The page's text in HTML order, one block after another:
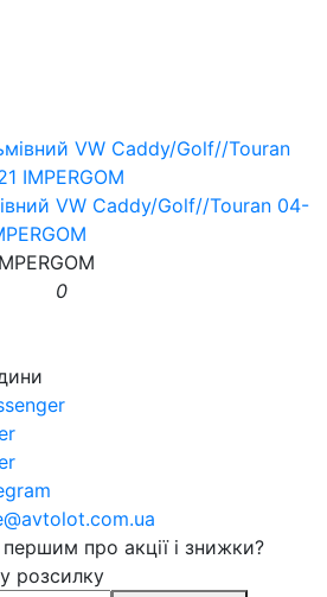
VW Caddy/Golf//Touran 04-
0
про акції і знижки?
розсилку